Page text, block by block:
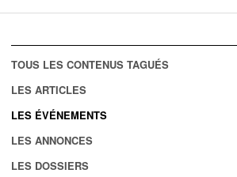
TOUS LES CONTENUS TAGUÉS
LES ARTICLES
LES ÉVÉNEMENTS
LES ANNONCES
LES DOSSIERS